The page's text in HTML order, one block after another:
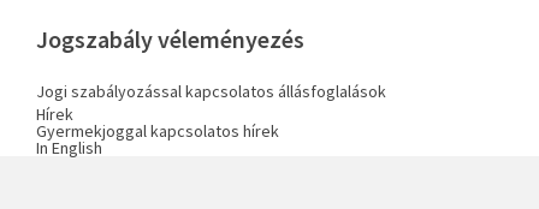
Jogszabály véleményezés
Jogi szabályozással kapcsolatos állásfoglalások
Hírek
Gyermekjoggal kapcsolatos hírek
In English